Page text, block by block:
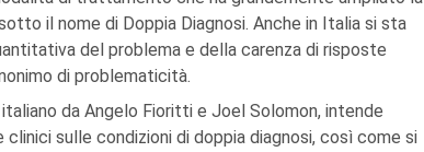
il nome di Doppia Diagnosi. Anche in Italia si sta
del problema e della carenza di risposte
di problematicità.
da Angelo Fioritti e Joel Solomon, intende
sulle condizioni di doppia diagnosi, così come si